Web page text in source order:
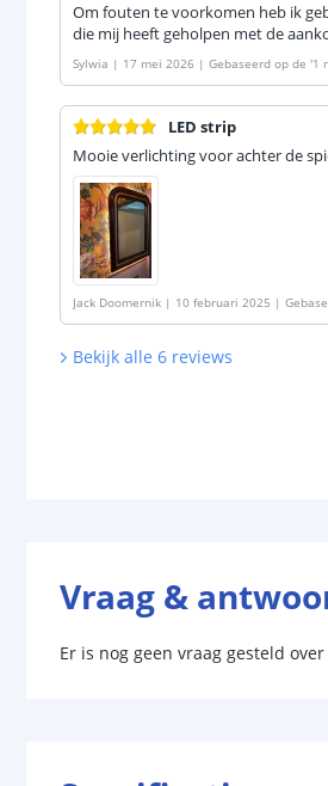
Om fouten te voorkomen heb ik
die mij heeft geholpen met de
Sylwia | 17 mei 2026 | Gebaseerd op de '1
LED strip
Mooie verlichting voor achter de
Jack Doomernik | 10 februari 2025 |
Bekijk alle 6 reviews
Vraag &
Er is nog geen vraag gesteld